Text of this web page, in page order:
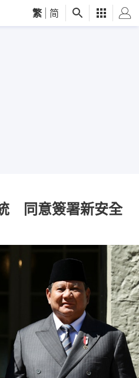
繁 简
同意簽署新安全